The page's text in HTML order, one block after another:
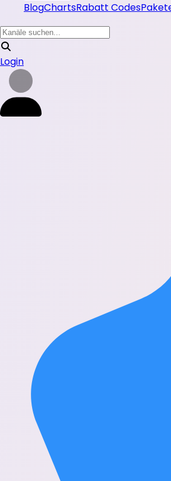
BlogChartsRabatt Codes
Login